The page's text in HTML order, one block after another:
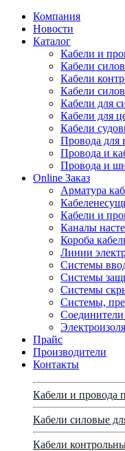
Компания
Новости
Каталог
Кабели и
Кабели
Кабели
Кабели
Кабели для
Кабели для
Кабели
Провода для
Провода и
Провода и
Online Заказ
Арматура
Кабели и
Каналы
Короба
Линии
Системы
Системы
Системы
Системы,
Прайс
Производители
Контакты
Кабели и провода
Кабели силовые
Кабели